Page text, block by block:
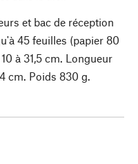
et bac de réception
45 feuilles (papier 80
à 31,5 cm. Longueur
cm. Poids 830 g.